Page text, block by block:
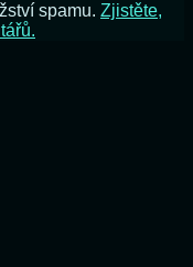
spamu. Zjistěte,